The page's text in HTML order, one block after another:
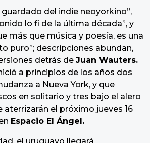
del indie neoyorkino”,
lo fi de la última década”, y
más que música y poesía, es una
puro”; descripciones abundan,
detrás de Juan Wauters.
a principios de los años dos
a Nueva York, y que
en solitario y tres bajo el alero
aterrizarán el próximo jueves 16
Espacio El Ángel.